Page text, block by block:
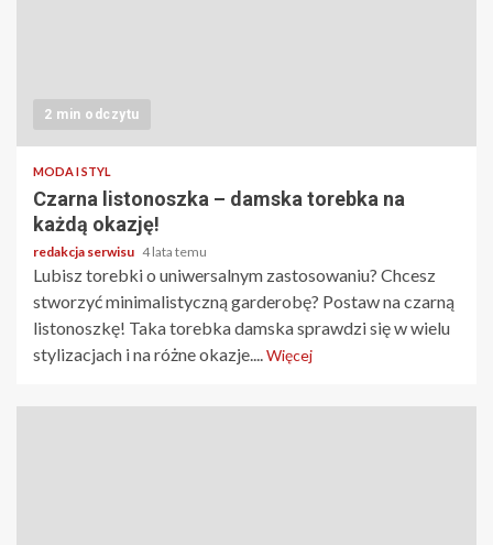
2 min odczytu
MODA I STYL
Czarna listonoszka – damska torebka na
każdą okazję!
redakcja serwisu 4 lata temu
Lubisz torebki o uniwersalnym zastosowaniu? Chcesz
stworzyć minimalistyczną garderobę? Postaw na czarną
listonoszkę! Taka torebka damska sprawdzi się w wielu
stylizacjach i na różne okazje....Więcej